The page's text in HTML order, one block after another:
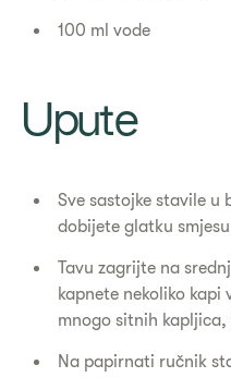
100 ml vode
Upute
Sve sastojke stavile u
dobijete glatku
Tavu zagrijte na
kapnete nekoliko kapi
mnogo sitnih
Na papirnati ručnik